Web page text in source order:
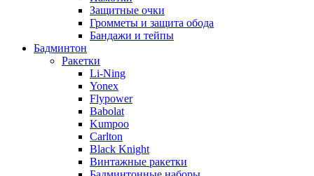
Защитные очки
Громметы и защита обода
Бандажи и тейпы
Бадминтон
Ракетки
Li-Ning
Yonex
Flypower
Babolat
Kumpoo
Carlton
Black Knight
Винтажные ракетки